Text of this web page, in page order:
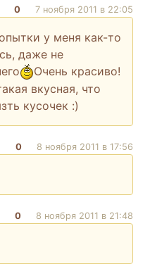
0 7 ноября 2011 в 22:05
у меня как-то
даже не
Очень красиво!
вкусная, что
кусочек :)
0 8 ноября 2011 в 17:56
0 8 ноября 2011 в 21:48